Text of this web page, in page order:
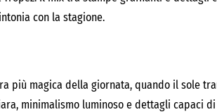
con la stagione.
più magica della giornata, quando il sole
minimalismo luminoso e dettagli capaci